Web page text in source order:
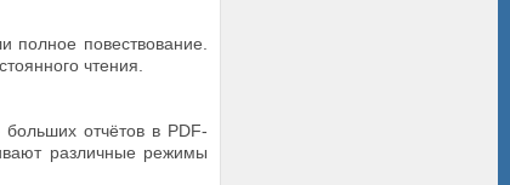
полное повествование.
чтения.
отчётов в PDF-
различные режимы